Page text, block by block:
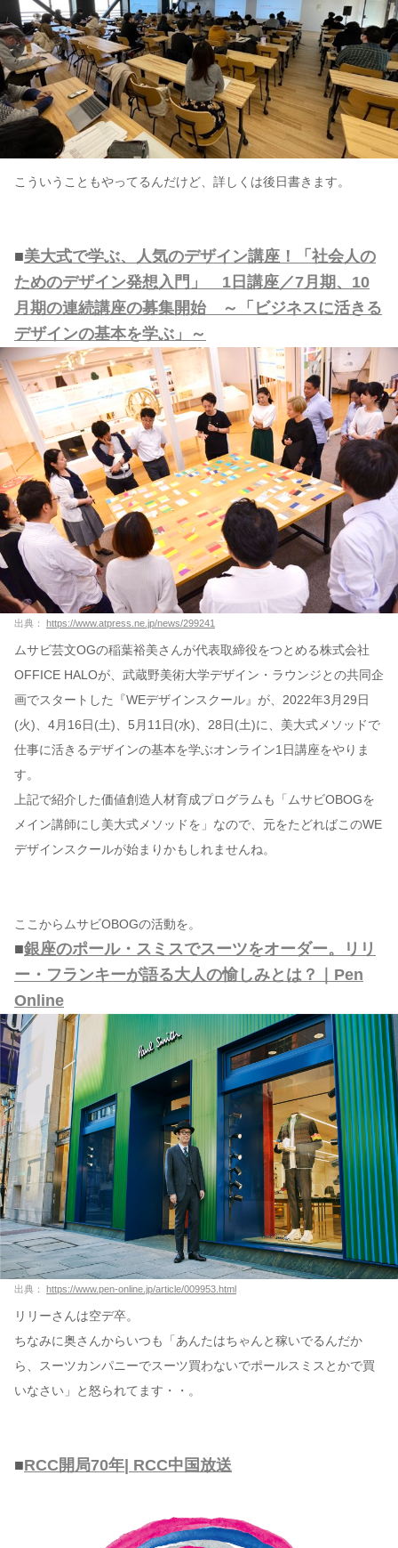
こういうこともやってるんだけど、詳しくは後日書きます。
■美大式で学ぶ、人気のデザイン講座！「社会人の
ためのデザイン発想入門」 1日講座／7月期、10
月期の連続講座の募集開始 ～「ビジネスに活きる
デザインの基本を学ぶ」～
出典： https://www.atpress.ne.jp/news/299241
ムサビ芸文OGの稲葉裕美さんが代表取締役をつとめる株式会社
OFFICE HALOが、武蔵野美術大学デザイン・ラウンジとの共同企
画でスタートした『WEデザインスクール』が、2022年3月29日
(火)、4月16日(土)、5月11日(水)、28日(土)に、美大式メソッドで
仕事に活きるデザインの基本を学ぶオンライン1日講座をやりま
す。
上記で紹介した価値創造人材育成プログラムも「ムサビOBOGを
メイン講師にし美大式メソッドを」なので、元をたどればこのWE
デザインスクールが始まりかもしれませんね。
ここからムサビOBOGの活動を。
■銀座のポール・スミスでスーツをオーダー。リリ
ー・フランキーが語る大人の愉しみとは？｜Pen
Online
出典： https://www.pen-online.jp/article/009953.html
リリーさんは空デ卒。
ちなみに奥さんからいつも「あんたはちゃんと稼いでるんだか
ら、スーツカンパニーでスーツ買わないでポールスミスとかで買
いなさい」と怒られてます・・。
■RCC開局70年| RCC中国放送